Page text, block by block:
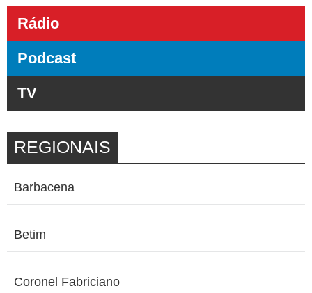
Rádio
Podcast
TV
REGIONAIS
Barbacena
Betim
Coronel Fabriciano